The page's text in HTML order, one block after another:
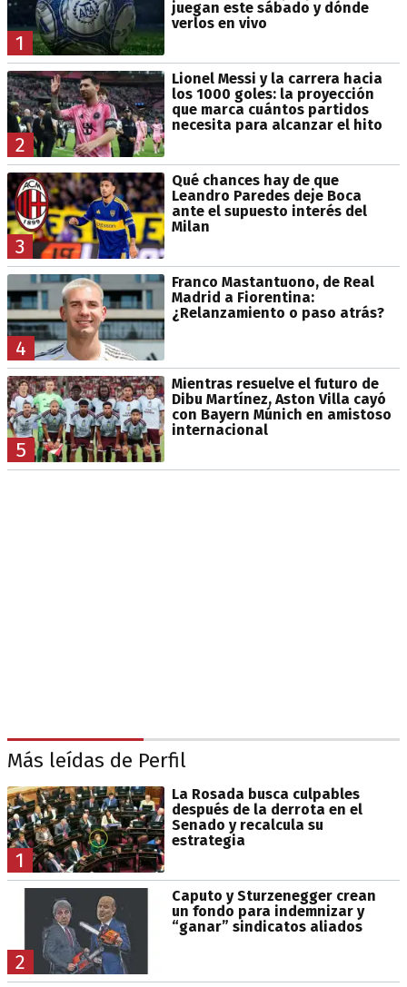
1
juegan este sábado y dónde
verlos en vivo
2
Lionel Messi y la carrera hacia
los 1000 goles: la proyección
que marca cuántos partidos
necesita para alcanzar el hito
3
Qué chances hay de que
Leandro Paredes deje Boca
ante el supuesto interés del
Milan
4
Franco Mastantuono, de Real
Madrid a Fiorentina:
¿Relanzamiento o paso atrás?
5
Mientras resuelve el futuro de
Dibu Martínez, Aston Villa cayó
con Bayern Múnich en amistoso
internacional
Más leídas de Perfil
1
La Rosada busca culpables
después de la derrota en el
Senado y recalcula su
estrategia
2
Caputo y Sturzenegger crean
un fondo para indemnizar y
“ganar” sindicatos aliados